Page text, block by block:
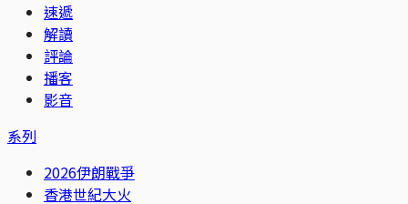
速遞
解讀
評論
播客
影音
系列
2026伊朗戰爭
香港世紀大火